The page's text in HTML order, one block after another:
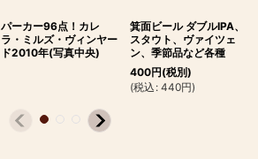
パーカー96点！カレ
ラ・ミルズ・ヴィンヤー
ド2010年(写真中央)
箕面ビール ダブルIPA、
スタウト、ヴァイツェ
ン、季節品など各種
400円(税別)
(税込 : 440円)